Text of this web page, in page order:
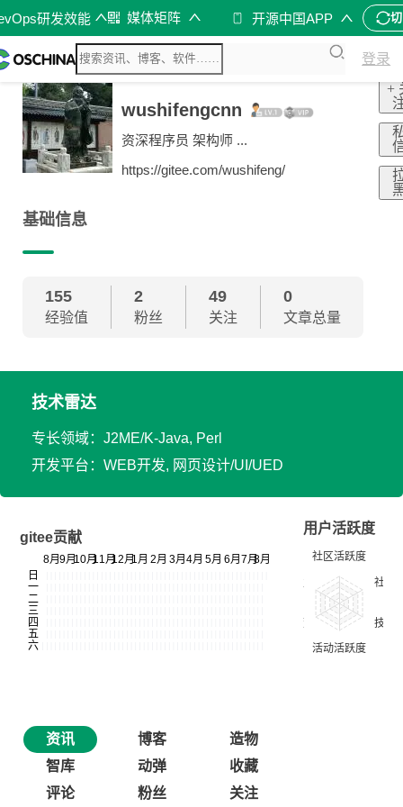
研发效能 媒体矩阵 开源中国APP
登录
wushifengcnn
资深程序员 架构师 ...
https://gitee.com/wushifeng/
+
基础信息
155
经验值
2
粉丝
49
关注
0
文章总量
技术雷达
专长领域：J2ME/K-Java, Perl
开发平台：WEB开发, 网页设计/UI/UED
gitee贡献
用户活跃度
资讯 博客
造物
智库
动弹
收藏
评论
粉丝 关注